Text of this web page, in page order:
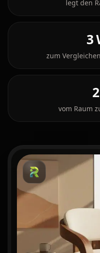
legt den
3
zum
vom Raum